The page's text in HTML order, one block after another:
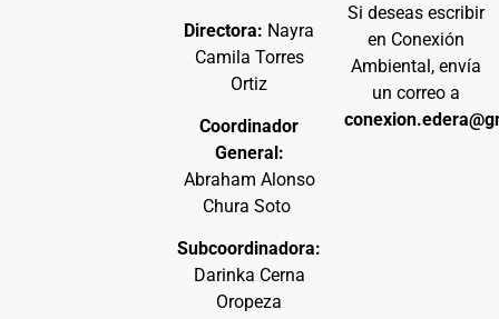
Directora: Nayra
Camila Torres
Ortiz
Coordinador
General:
Abraham Alonso
Chura Soto
Subcoordinadora:
Darinka Cerna
Oropeza
Si deseas escribir
en Conexión
Ambiental, envía
un correo a